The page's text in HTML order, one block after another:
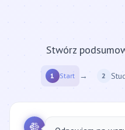
Stwórz
1 Start → 2